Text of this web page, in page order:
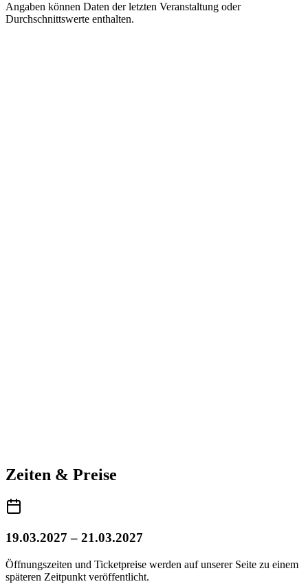
Angaben können Daten der letzten Veranstaltung oder
Durchschnittswerte enthalten.
Zeiten & Preise
19.03.2027 – 21.03.2027
Öffnungszeiten und Ticketpreise werden auf unserer Seite zu einem
späteren Zeitpunkt veröffentlicht.